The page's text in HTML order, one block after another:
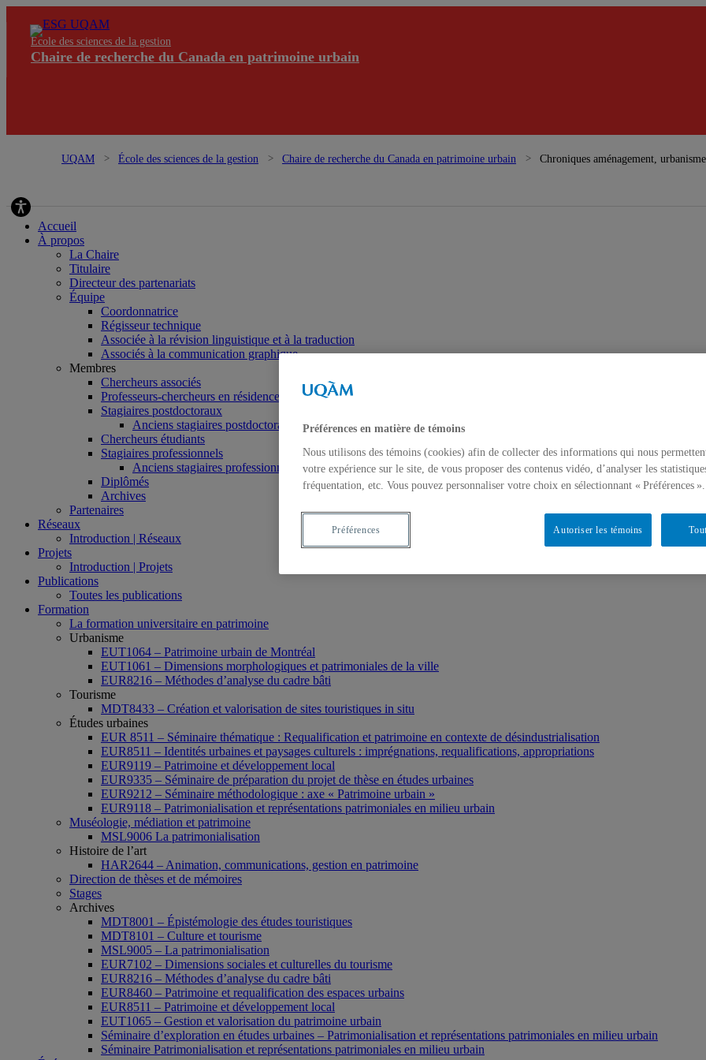
École des sciences de la gestion
Chaire de recherche du Canada en patrimoine urbain
UQAM École des sciences de la gestion Chaire de recherche du Canada en patrimoine urbain Chroniques aménagement,
Accueil
À propos
La Chaire
Titulaire
Directeur des partenariats
Équipe
Coordonnatrice
Régisseur technique
Associée à la révision linguistique et à la traduction
Associés à la communication graphique
Membres
Chercheurs associés
Professeurs-chercheurs en résidence
Stagiaires postdoctoraux
Anciens stagiaires postdoctoraux
Chercheurs étudiants
Stagiaires professionnels
Anciens stagiaires professionnels
Diplômés
Archives
Partenaires
Réseaux
Introduction | Réseaux
Projets
Introduction | Projets
Publications
Toutes les publications
Formation
La formation universitaire en patrimoine
Urbanisme
EUT1064 – Patrimoine urbain de Montréal
EUT1061 – Dimensions morphologiques et patrimoniales de la ville
EUR8216 – Méthodes d’analyse du cadre bâti
Tourisme
MDT8433 – Création et valorisation de sites touristiques in situ
Études urbaines
EUR 8511 – Séminaire thématique : Requalification et patrimoine en contexte de désindustrialisation
EUR8511 – Identités urbaines et paysages culturels : imprégnations, requalifications, appropriations
EUR9119 – Patrimoine et développement local
EUR9335 – Séminaire de préparation du projet de thèse en études urbaines
EUR9212 – Séminaire méthodologique : axe « Patrimoine urbain »
EUR9118 – Patrimonialisation et représentations patrimoniales en milieu urbain
Muséologie, médiation et patrimoine
MSL9006 La patrimonialisation
Histoire de l’art
HAR2644 – Animation, communications, gestion en patrimoine
Direction de thèses et de mémoires
Stages
Archives
MDT8001 – Épistémologie des études touristiques
MDT8101 – Culture et tourisme
MSL9005 – La patrimonialisation
EUR7102 – Dimensions sociales et culturelles du tourisme
EUR8216 – Méthodes d’analyse du cadre bâti
EUR8460 – Patrimoine et requalification des espaces urbains
EUR8511 – Patrimoine et développement local
EUT1065 – Gestion et valorisation du patrimoine urbain
Séminaire d’exploration en études urbaines – Patrimonialisation et représentations patrimoniales en milieu urbain
Séminaire Patrimonialisation et représentations patrimoniales en milieu urbain
Préférences en matière de témoins
Nous utilisons des témoins (cookies) afin de collecter des informations qui nous
votre expérience sur le site, de vous proposer des contenus vidéo, d’analyser les
fréquentation, etc. Vous pouvez personnaliser votre choix en sélectionnant « Préférences ».
Autoriser les témoins
Préférences